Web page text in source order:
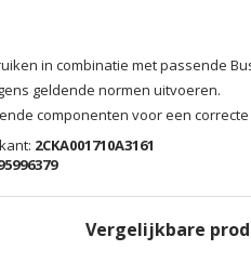
in combinatie met passende
geldende normen uitvoeren.
componenten voor een
2CKA001710A3161
Vergelijkbare